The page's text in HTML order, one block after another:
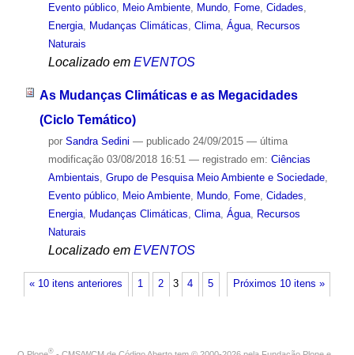
Evento público, Meio Ambiente, Mundo, Fome, Cidades
Energia, Mudanças Climáticas Clima, Água, Recursos
Naturais
Localizado em EVENTOS
As Mudanças Climáticas e as Megacidades
(Ciclo Temático)
por Sandra Sedini — publicado24/09/2015 — última
modificação03/08/2018 16:51 — registrado em: Ciências
Ambientais, Grupo de Pesquisa Meio Ambiente e Sociedade,
Evento público, Meio Ambiente, Mundo, Fome, Cidades,
Energia, Mudanças Climáticas, Clima, Água, Recursos
Naturais
Localizado em EVENTOS
« 10 itens anteriores Próximos 10 itens »
1 2 3 4 5
®